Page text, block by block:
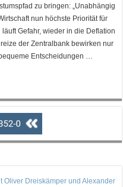
zu bringen: „Unabhängig
nun höchste Priorität für
Gefahr, wieder in die Deflation
der Zentralbank bewirken nur
Entscheidungen …
Oliver Dreiskämper und Alexander